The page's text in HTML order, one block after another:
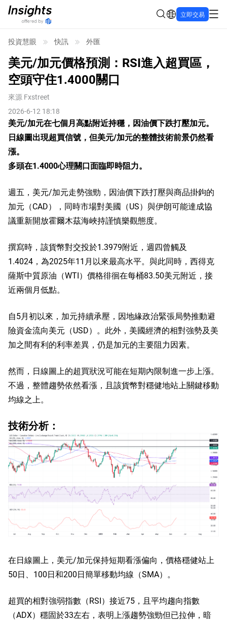
立即交易
投資慧眼 快訊 外匯
美元/加元價格預測：RSI進入超買區，
空頭守住1.4000關口
來源 Fxstreet
2026-6-12 18:18
美元/加元在七個月高點附近持穩，因油價下跌打壓加元。
日線圖出現超買信號，但美元/加元的整體技術前景仍然看
漲。
多頭在1.4000心理關口面臨即時阻力。
週五，美元/加元走勢強勁，因油價下跌打壓與商品掛鉤的
加元（CAD），同時市場對美國（US）與伊朗可能達成協
議重新開放霍爾木茲海峽持謹慎樂觀態度。
撰寫時，該貨幣對交投於1.3979附近，週四曾觸及
1.4024，為2025年11月以來最高水平。與此同時，西得克
薩斯中質原油（WTI）價格徘徊在每桶83.50美元附近，接
近兩個月低點。
自5月初以來，加元持續承壓，因地緣政治緊張局勢推動避
險資金流向美元（USD）。此外，美國經濟的相對強勢及美
加之間有利的利率差異，仍是加元的主要阻力因素。
然而，日線圖上的超買狀況可能在短期內限制進一步上漲。
不過，整體趨勢依然看漲，且該貨幣對穩健地站上關鍵移動
均線之上。
技術分析：
在日線圖上，美元/加元保持短期看漲偏向，價格穩健站上
50日、100日和200日簡單移動均線（SMA）。
超買的相對強弱指數（RSI）接近75，且平均趨向指數
（ADX）穩固於33左右，表明上漲趨勢強勁但已拉伸，暗